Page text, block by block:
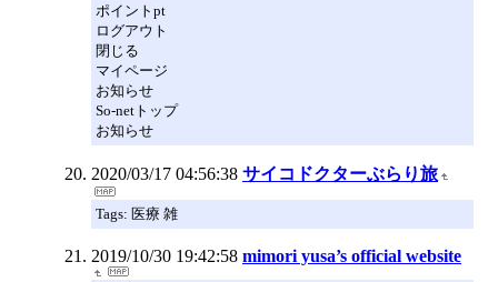
ポイントpt
ログアウト
閉じる
マイページ
お知らせ
So-netトップ
お知らせ
2020/03/17 04:56:38 サイコドクターぶらり旅
Tags: 医療 雑
2019/10/30 19:42:58 mimori yusa’s official website